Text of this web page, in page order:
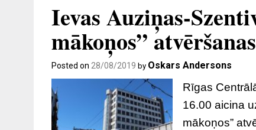
Ievas Auziņas-
mākoņos”
Posted on 28/08/2019 by Oskars Andersons
Rīgas
16.00 aicina
mākoņos”